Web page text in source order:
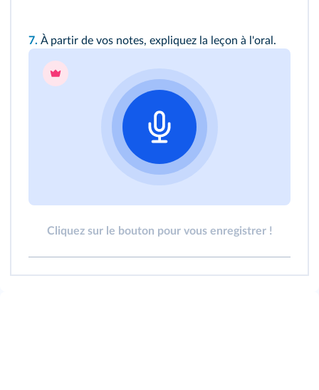
7. À partir de vos notes, expliquez la leçon à l'oral.
Cliquez sur le bouton pour vous enregistrer !